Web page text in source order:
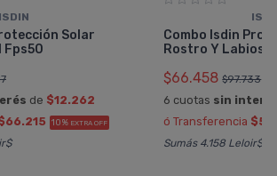
ISDIN
Solar
Fps50
de $12.262
10% EXTRA OFF
Combo Isdin
Rostro Y Labios
$66.458 $97.733
6 cuotas sin
ó Transferencia
Sumás 4.158 Leloir$